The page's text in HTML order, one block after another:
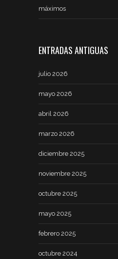
máximos
ENTRADAS ANTIGUAS
julio 2026
mayo 2026
abril 2026
marzo 2026
diciembre 2025
noviembre 2025
octubre 2025
mayo 2025
febrero 2025
octubre 2024